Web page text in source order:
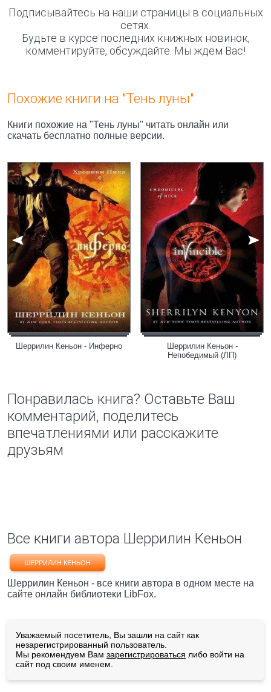
Подписывайтесь на наши страницы в социальных
сетях.
Будьте в курсе последних книжных новинок,
комментируйте, обсуждайте. Мы ждём Вас!
Похожие книги на "Тень луны"
Книги похожие на "Тень луны" читать онлайн или
скачать бесплатно полные версии.
Шеррилин Кеньон - Инферно
Шеррилин Кеньон -
Непобедимый (ЛП)
Понравилась книга? Оставьте Ваш
комментарий, поделитесь
впечатлениями или расскажите
друзьям
Все книги автора Шеррилин Кеньон
ШЕРРИЛИН КЕНЬОН
Шеррилин Кеньон - все книги автора в одном месте на
сайте онлайн библиотеки LibFox.
Уважаемый посетитель, Вы зашли на сайт как
незарегистрированный пользователь.
Мы рекомендуем Вам зарегистрироваться либо войти на
сайт под своим именем.